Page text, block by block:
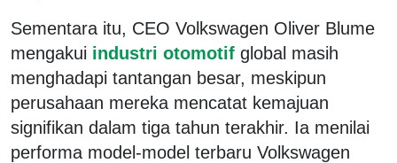
Sementara itu, CEO Volkswagen Oliver Blume
mengakui industri otomotif global masih
menghadapi tantangan besar, meskipun
perusahaan mereka mencatat kemajuan
signifikan dalam tiga tahun terakhir. Ia menilai
performa model-model terbaru Volkswagen